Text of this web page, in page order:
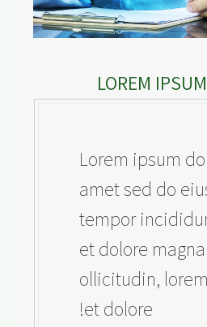
LOREM
…Lorem ipsum
amet sed do
tempor
et dolore
ollicitudin,
et dolore!